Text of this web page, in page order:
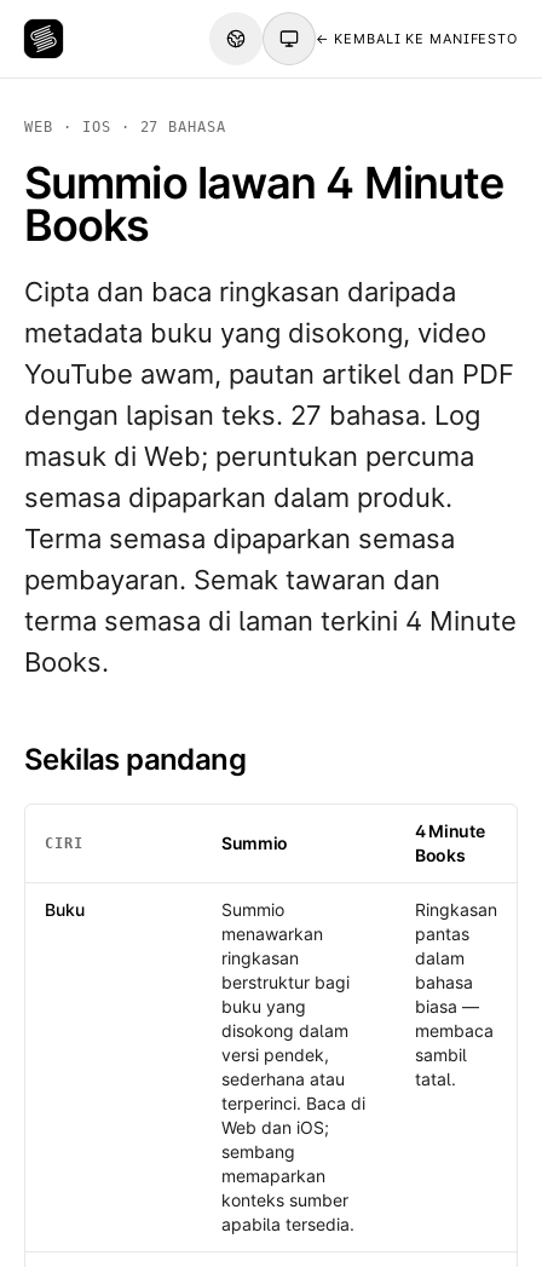
← KEMBALI KE MANIFESTO
WEB · IOS · 27 BAHASA
Summio lawan 4 Minute
Books
Cipta dan baca ringkasan daripada
metadata buku yang disokong, video
YouTube awam, pautan artikel dan PDF
dengan lapisan teks. 27 bahasa. Log
masuk di Web; peruntukan percuma
semasa dipaparkan dalam produk.
Terma semasa dipaparkan semasa
pembayaran. Semak tawaran dan
terma semasa di laman terkini 4 Minute
Books.
Sekilas pandang
CIRI Summio
4 Minute
Books
Buku
Summio
menawarkan
ringkasan
berstruktur bagi
buku yang
disokong dalam
versi pendek,
sederhana atau
terperinci. Baca di
Web dan iOS;
sembang
memaparkan
konteks sumber
apabila tersedia.
Ringkasan
pantas
dalam
bahasa
biasa —
membaca
sambil
tatal.